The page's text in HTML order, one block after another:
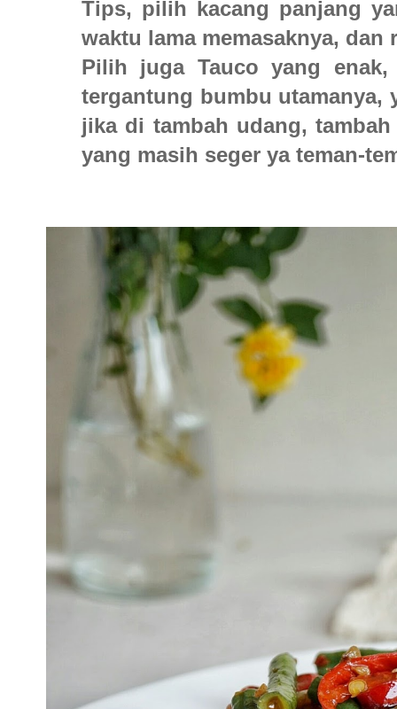
Tips, pilih kacang panjang
waktu lama memasaknya, dan
Pilih juga Tauco yang
tergantung bumbu utamanya,
jika di tambah udang,
yang masih seger ya teman-